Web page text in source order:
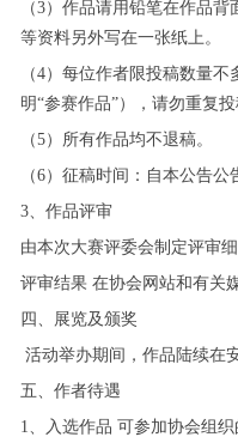
（3）作品请用铅笔在作品
等资料另外写在一张纸上。
（4）每位作者限投稿数量
明“参赛作品”），请勿重复投
（5）所有作品均不退稿。
（6）征稿时间：自本公告
3、作品评审
由本次大赛评委会制定评审
评审结果 在协会网站和有关
四、展览及颁奖
活动举办期间，作品陆续在
五、作者待遇
1、入选作品 可参加协会组